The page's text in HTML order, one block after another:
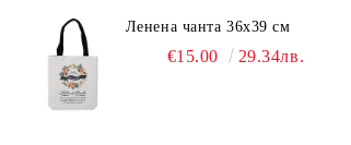
Ленена чанта 36х39 см
€15.00 29.34лв.